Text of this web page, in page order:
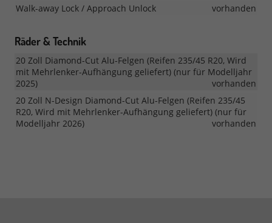
Walk-away Lock / Approach Unlock
vorhanden
Räder & Technik
20 Zoll Diamond-Cut Alu-Felgen (Reifen 235/45 R20, Wird
mit Mehrlenker-Aufhängung geliefert) (nur für Modelljahr
2025)
vorhanden
20 Zoll N-Design Diamond-Cut Alu-Felgen (Reifen 235/45
R20, Wird mit Mehrlenker-Aufhängung geliefert) (nur für
Modelljahr 2026)
vorhanden